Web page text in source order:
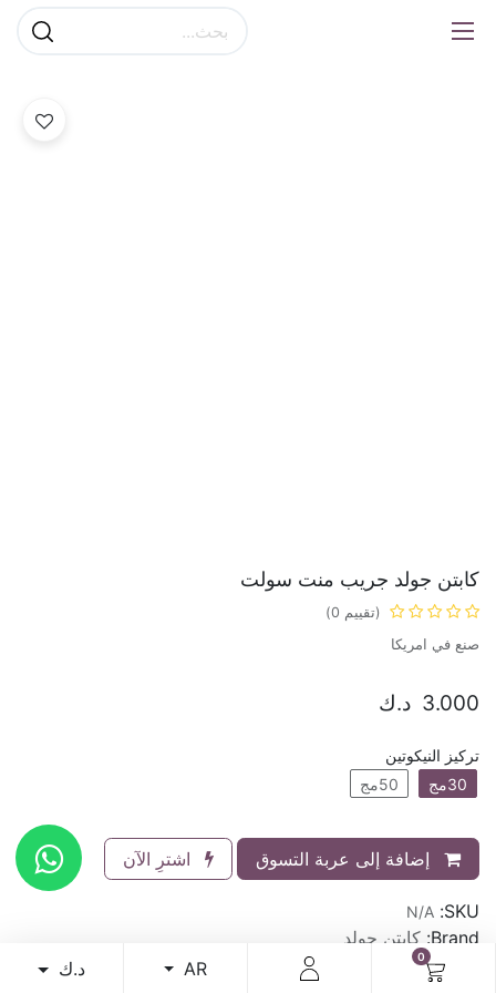
0
AR د.ك
كابتن جولد جريب منت سولت
(تقييم 0)
صنع في امريكا
3.000 د.ك
تركيز النيكوتين
30مج
50مج
إضافة إلى عربة التسوق اشترِ الآن
SKU:
N/A
Brand: كابتن جولد